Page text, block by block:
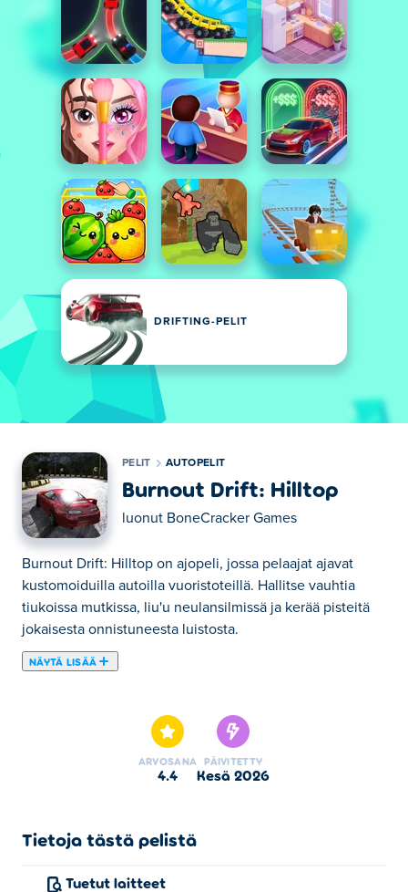
DRIFTING-PELIT
PELIT AUTOPELIT
Burnout Drift: Hilltop
luonut BoneCracker Games
Burnout Drift: Hilltop on ajopeli, jossa pelaajat ajavat
kustomoiduilla autoilla vuoristoteillä. Hallitse vauhtia
tiukoissa mutkissa, liu'u neulansilmissä ja kerää pisteitä
jokaisesta onnistuneesta luistosta.
NÄYTÄ LISÄÄ
ARVOSANA
4.4
PÄIVITETTY
kesä 2026
Tietoja tästä pelistä
Tuetut laitteet